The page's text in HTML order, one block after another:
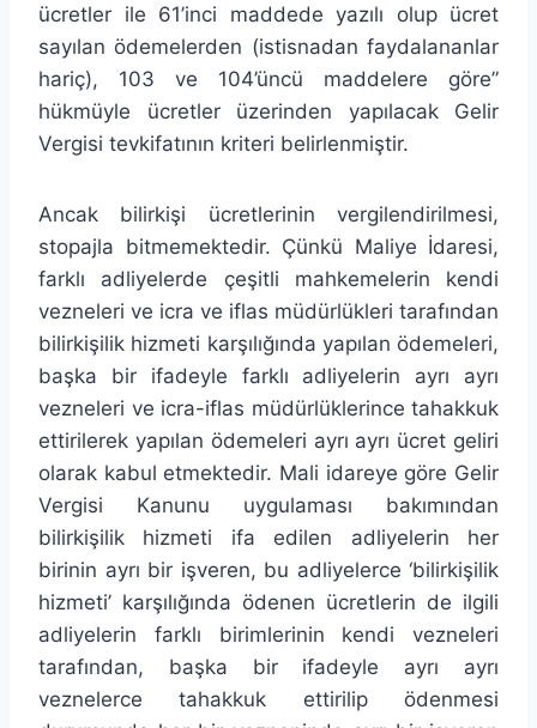
ücretler ile 61’inci maddede yazılı olup ücret
sayılan ödemelerden (istisnadan faydalananlar
hariç), 103 ve 104’üncü maddelere göre”
hükmüyle ücretler üzerinden yapılacak Gelir
Vergisi tevkifatının kriteri belirlenmiştir.
Ancak bilirkişi ücretlerinin vergilendirilmesi,
stopajla bitmemektedir. Çünkü Maliye İdaresi,
farklı adliyelerde çeşitli mahkemelerin kendi
vezneleri ve icra ve iflas müdürlükleri tarafından
bilirkişilik hizmeti karşılığında yapılan ödemeleri,
başka bir ifadeyle farklı adliyelerin ayrı ayrı
vezneleri ve icra-iflas müdürlüklerince tahakkuk
ettirilerek yapılan ödemeleri ayrı ayrı ücret geliri
olarak kabul etmektedir. Mali idareye göre Gelir
Vergisi Kanunu uygulaması bakımından
bilirkişilik hizmeti ifa edilen adliyelerin her
birinin ayrı bir işveren, bu adliyelerce ‘bilirkişilik
hizmeti’ karşılığında ödenen ücretlerin de ilgili
adliyelerin farklı birimlerinin kendi vezneleri
tarafından, başka bir ifadeyle ayrı ayrı
veznelerce tahakkuk ettirilip ödenmesi